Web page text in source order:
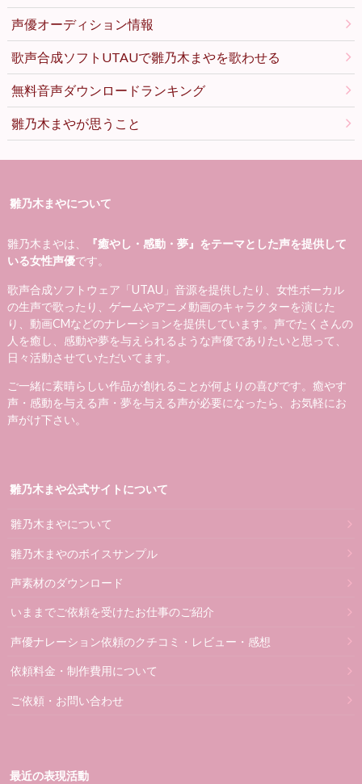
声優オーディション情報
歌声合成ソフトUTAUで雛乃木まやを歌わせる
無料音声ダウンロードランキング
雛乃木まやが思うこと
雛乃木まやについて
雛乃木まやは、
『癒やし・感動・夢』をテーマとした声を提供して
いる女性声優です。
歌声合成ソフトウェア「UTAU」音源を提供したり、女性ボーカル
の生声で歌ったり、ゲームやアニメ動画のキャラクターを演じた
り、動画CMなどのナレーションを提供しています。声でたくさんの
人を癒し、感動や夢を与えられるような声優でありたいと思って、
日々活動させていただいてます。
ご一緒に素晴らしい作品が創れることが何よりの喜びです。癒やす
声・感動を与える声・夢を与える声が必要になったら、お気軽にお
声がけ下さい。
雛乃木まや公式サイトについて
雛乃木まやについて
雛乃木まやのボイスサンプル
声素材のダウンロード
いままでご依頼を受けたお仕事のご紹介
声優ナレーション依頼のクチコミ・レビュー・感想
依頼料金・制作費用について
ご依頼・お問い合わせ
最近の表現活動